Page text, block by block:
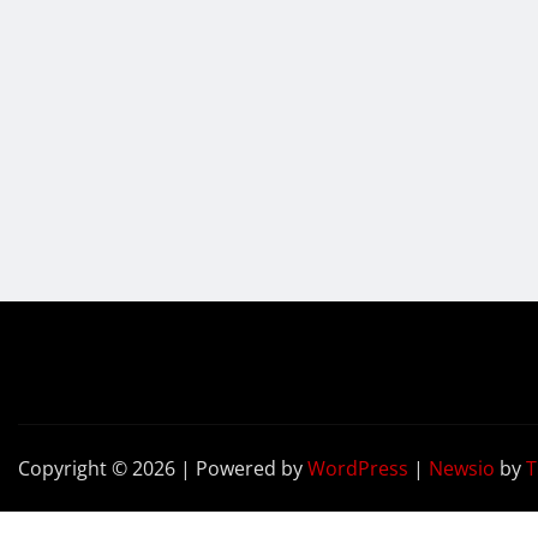
Copyright © 2026 | Powered byWordPress | Newsio by